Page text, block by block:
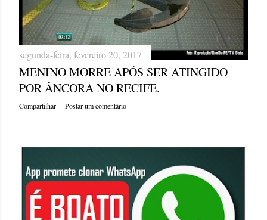
segunda-feira, fevereiro 20, 2017
MENINO MORRE APÓS SER ATINGIDO
POR ÂNCORA NO RECIFE.
Compartilhar Postar um comentário